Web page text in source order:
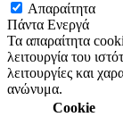
Απαραίτητα
Πάντα Ενεργά
Τα απαραίτητα
λειτουργία του
λειτουργίες και
ανώνυμα.
Cookie